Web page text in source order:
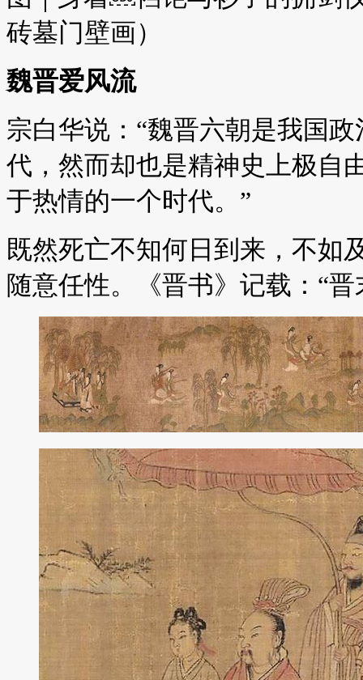
砖墓门壁画）
魏晋爱风流
宗白华说：“魏晋六朝是我国
代，然而却也是精神史上极自
于热情的一个时代。”
既然死亡不知何日到来，不如
随意任性。《晋书》记载：“